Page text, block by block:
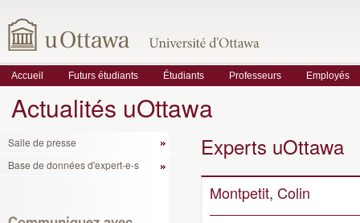
Accueil Futurs étudiants Étudiants Professeurs Employés
Actualités uOttawa
Salle de presse
Base de données d'expert-e-s
Experts uOttawa
Montpetit, Colin